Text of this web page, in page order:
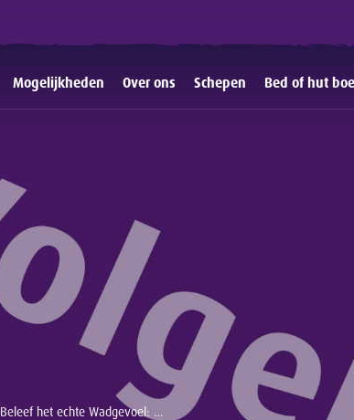
Mogelijkheden Over ons Schepen Bed of hut
Current:
Beleef het echte Wadgevoel: zeilen, droogvallen & eilandhoppen (5 dagen)